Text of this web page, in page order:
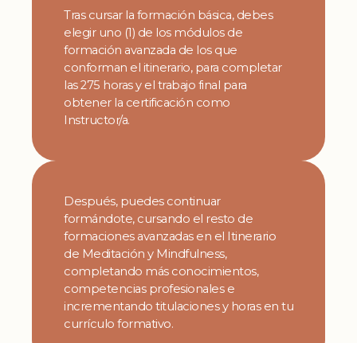
Tras cursar la formación básica, debes
elegir uno (1) de los módulos de
formación avanzada de los que
conforman el itinerario, para completar
las 275 horas y el trabajo final para
obtener la certificación como
Instructor/a.
Después, puedes continuar
formándote, cursando el resto de
formaciones avanzadas en el Itinerario
de Meditación y Mindfulness,
completando más conocimientos,
competencias profesionales e
incrementando titulaciones y horas en tu
currículo formativo.